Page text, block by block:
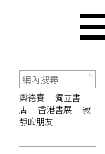
奧德賽
獨立書
店
香港書展
寂
靜的朋友